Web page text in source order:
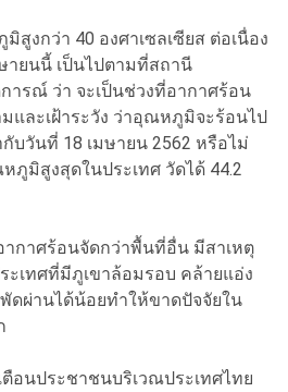
งกว่า 40 องศาเซลเซียส ต่อเนื่อง
ายนนี้ เป็นไปตามที่สถานี
ารณ์ ว่า จะเป็นช่วงที่อากาศร้อน
และเฝ้าระวัง ว่าอุณหภูมิจะร้อนไป
กับวันที่ 18 เมษายน 2562 หรือไม่
มิสูงสุดในประเทศ วัดได้ 44.2
ากาศร้อนจัดกว่าพื้นที่อื่น มีสาเหตุ
เทศที่มีภูเขาล้อมรอบ คล้ายแอ่ง
ดผ่านได้น้อยทำให้ขาดปัจจัยใน
อนประชาชนบริเวณประเทศไทย